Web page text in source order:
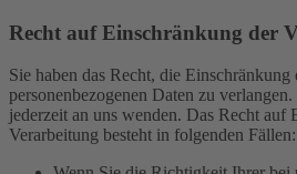
Recht auf Einschränkung der
Sie haben das Recht, die
personenbezogenen Daten zu
jederzeit an uns wenden. Das Recht auf
Verarbeitung besteht in folgenden Fällen: